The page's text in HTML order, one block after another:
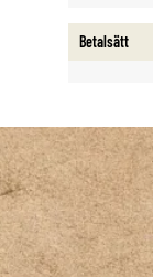
Betalsätt